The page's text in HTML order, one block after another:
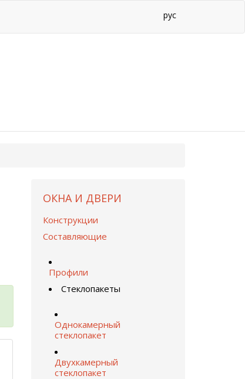
рус
ОКНА И ДВЕРИ
Конструкции
Составляющие
Профили
Стеклопакеты
Однокамерный
стеклопакет
Двухкамерный
стеклопакет